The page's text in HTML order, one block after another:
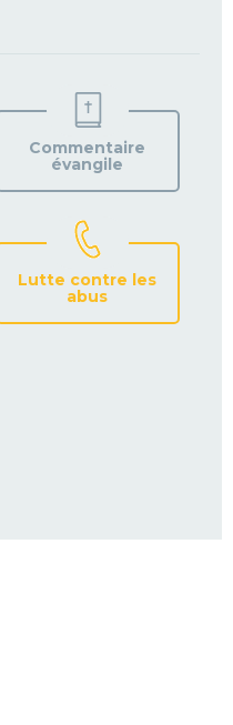
VOTRE
PAROISSE
Commentaire
évangile
Lutte contre les
abus